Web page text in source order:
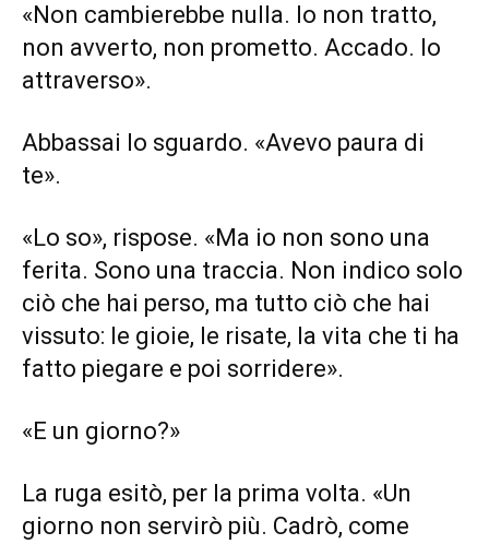
«Non cambierebbe nulla. Io non tratto,
non avverto, non prometto. Accado. Io
attraverso».
Abbassai lo sguardo. «Avevo paura di
te».
«Lo so», rispose. «Ma io non sono una
ferita. Sono una traccia. Non indico solo
ciò che hai perso, ma tutto ciò che hai
vissuto: le gioie, le risate, la vita che ti ha
fatto piegare e poi sorridere».
«E un giorno?»
La ruga esitò, per la prima volta. «Un
giorno non servirò più. Cadrò, come